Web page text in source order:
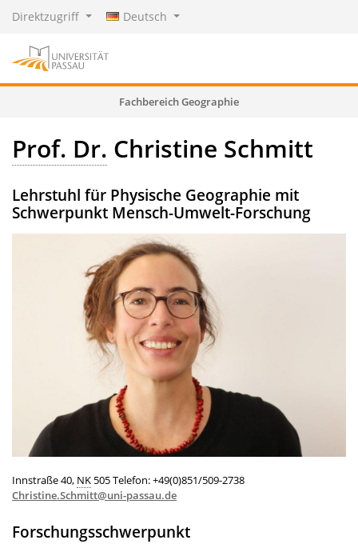
Direktzugriff Deutsch
Fachbereich Geographie
Prof. Dr. Christine Schmitt
Lehrstuhl für Physische Geographie mit
Schwerpunkt Mensch-Umwelt-Forschung
Innstraße 40, NK 505 Telefon: +49(0)851/509-2738
Christine.Schmitt@uni-passau.de
Forschungsschwerpunkt